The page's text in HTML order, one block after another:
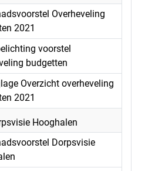
Overheveling
2021
voorstel
budgetten
Overzicht overheveling
2021
Hooghalen
Dorpsvisie